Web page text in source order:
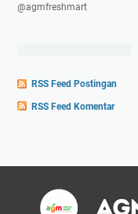
@agmfreshmart
RSS Feed Postingan
RSS Feed Komentar